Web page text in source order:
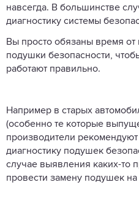
навсегда. В большинстве
диагностику системы
Вы просто обязаны время от
подушки безопасности,
работают правильно.
Например в старых
(особенно те которые
производители
диагностику подушек
случае выявления каких-то
провести замену подушек